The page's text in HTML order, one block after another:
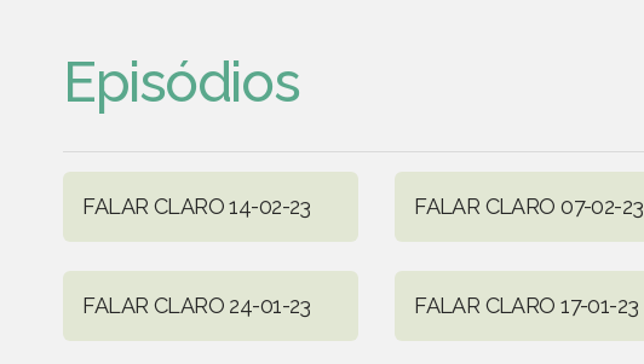
Episódios
FALAR CLARO 14-02-23 FALAR CLARO 07-02-23
FALAR CLARO 24-01-23 FALAR CLARO 17-01-23